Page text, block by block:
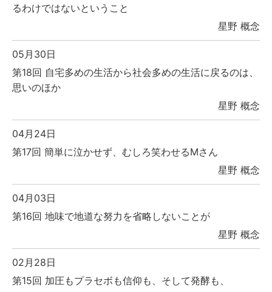
るわけではないということ
星野 概念
05月30日
第18回 自宅多めの生活から社会多めの生活に戻るのは、
思いのほか
星野 概念
04月24日
第17回 簡単に泣かせず、むしろ笑わせるMさん
星野 概念
04月03日
第16回 地味で地道な努力を省略しないことが
星野 概念
02月28日
第15回 加圧もプラセボも信仰も、そして発酵も、